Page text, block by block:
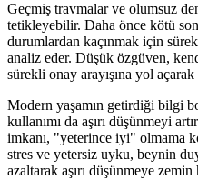
Geçmiş travmalar ve olumsuz
tetikleyebilir. Daha önce kötü
durumlardan kaçınmak için
analiz eder. Düşük özgüven,
sürekli onay arayışına yol
Modern yaşamın getirdiği bilgi
kullanımı da aşırı düşünmeyi
imkanı, "yeterince iyi" olmama
stres ve yetersiz uyku, beynin
azaltarak aşırı düşünmeye zemin